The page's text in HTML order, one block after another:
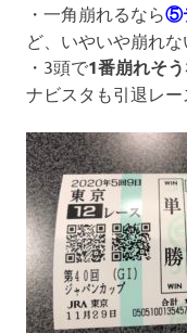
・一角崩れるなら⑤
ど、いやいや崩れな
・3頭で1番崩れそ
ナビスタも引退レー